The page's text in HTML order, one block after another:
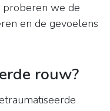
we de
en de gevoelens
rouw?